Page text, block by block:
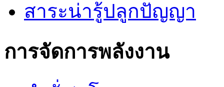
สาระน่ารู้ปลูกปัญญา
การจัดการพลังงาน